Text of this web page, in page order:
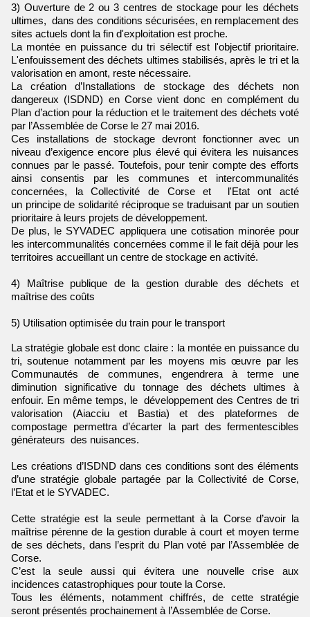
3) Ouverture de 2 ou 3 centres de stockage pour les déchets
ultimes, dans des conditions sécurisées, en remplacement des
sites actuels dont la fin d'exploitation est proche.
La montée en puissance du tri sélectif est l'objectif prioritaire.
L'enfouissement des déchets ultimes stabilisés, après le tri et la
valorisation en amont, reste nécessaire.
La création d’Installations de stockage des déchets non
dangereux (ISDND) en Corse vient donc en complément du
Plan d’action pour la réduction et le traitement des déchets voté
par l’Assemblée de Corse le 27 mai 2016.
Ces installations de stockage devront fonctionner avec un
niveau d’exigence encore plus élevé qui évitera les nuisances
connues par le passé. Toutefois, pour tenir compte des efforts
ainsi consentis par les communes et intercommunalités
concernées, la Collectivité de Corse et l'Etat ont acté
un principe de solidarité réciproque se traduisant par un soutien
prioritaire à leurs projets de développement.
De plus, le SYVADEC appliquera une cotisation minorée pour
les intercommunalités concernées comme il le fait déjà pour les
territoires accueillant un centre de stockage en activité.
4) Maîtrise publique de la gestion durable des déchets et
maîtrise des coûts
5) Utilisation optimisée du train pour le transport
La stratégie globale est donc claire : la montée en puissance du
tri, soutenue notamment par les moyens mis œuvre par les
Communautés de communes, engendrera à terme une
diminution significative du tonnage des déchets ultimes à
enfouir. En même temps, le développement des Centres de tri
valorisation (Aiacciu et Bastia) et des plateformes de
compostage permettra d’écarter la part des fermentescibles
générateurs des nuisances.
Les créations d’ISDND dans ces conditions sont des éléments
d’une stratégie globale partagée par la Collectivité de Corse,
l’Etat et le SYVADEC.
Cette stratégie est la seule permettant à la Corse d’avoir la
maîtrise pérenne de la gestion durable à court et moyen terme
de ses déchets, dans l’esprit du Plan voté par l’Assemblée de
Corse.
C’est la seule aussi qui évitera une nouvelle crise aux
incidences catastrophiques pour toute la Corse.
Tous les éléments, notamment chiffrés, de cette stratégie
seront présentés prochainement à l’Assemblée de Corse.